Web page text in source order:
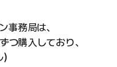
事務局は、
つ購入しており、